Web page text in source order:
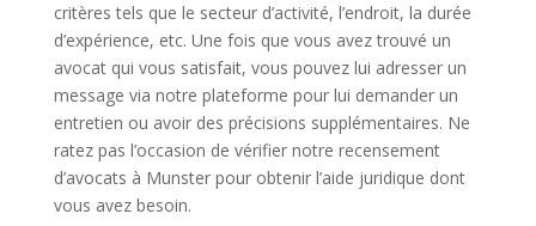
critères tels que le secteur d’activité, l’endroit, la durée
d’expérience, etc. Une fois que vous avez trouvé un
avocat qui vous satisfait, vous pouvez lui adresser un
message via notre plateforme pour lui demander un
entretien ou avoir des précisions supplémentaires. Ne
ratez pas l’occasion de vérifier notre recensement
d’avocats à Munster pour obtenir l’aide juridique dont
vous avez besoin.